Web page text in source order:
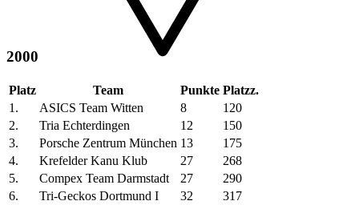
2000
Platz Team Punkte Platzz.
1.
ASICS Team Witten 8
120
2.
Tria Echterdingen 12
150
3.
Porsche Zentrum München 13
175
4.
Krefelder Kanu Klub 27
268
5.
Compex Team Darmstadt 27
290
6.
Tri-Geckos Dortmund I 32
317